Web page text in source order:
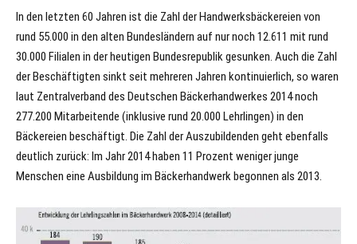
In den letzten 60 Jahren ist die Zahl der Handwerksbäckereien von
rund 55.000 in den alten Bundesländern auf nur noch 12.611 mit rund
30.000 Filialen in der heutigen Bundesrepublik gesunken. Auch die Zahl
der Beschäftigten sinkt seit mehreren Jahren kontinuierlich, so waren
laut Zentralverband des Deutschen Bäckerhandwerkes 2014 noch
277.200 Mitarbeitende (inklusive rund 20.000 Lehrlingen) in den
Bäckereien beschäftigt. Die Zahl der Auszubildenden geht ebenfalls
deutlich zurück: Im Jahr 2014 haben 11 Prozent weniger junge
Menschen eine Ausbildung im Bäckerhandwerk begonnen als 2013.